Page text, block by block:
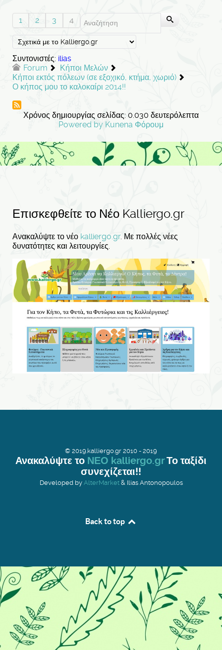
1 2 3 4
Συντονιστές: ilias
Forum
Κήποι Μελών
Κήποι εκτός πόλεων (σε εξοχικό, κτήμα, χωριό)
Ο κήπος μου το καλοκαίρι 2014!!
Χρόνος δημιουργίας σελίδας: 0.030 δευτερόλεπτα
Powered by Kunena Φόρουμ
Επισκεφθείτε το Νέο Kalliergo.gr
Ανακαλύψτε το νέο kalliergo.gr. Με πολλές νέες
δυνατότητες και λειτουργίες.
© 2019.kalliergo.gr 2010 - 2019
Ανακαλύψτε το ΝΕΟ kalliergo.grΤο ταξίδι
συνεχίζεται!!
Developed by AlterMarket& Ilias Antonopoulos
Back to top